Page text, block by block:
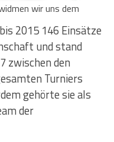
wir uns dem
2015 146 Einsätze
und stand
zwischen den
Turniers
gehörte sie als
der